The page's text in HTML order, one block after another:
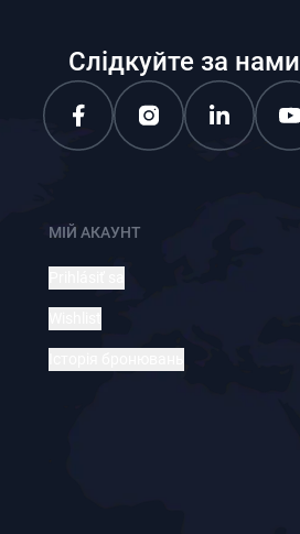
Слідкуйте за нами
МІЙ АКАУНТ